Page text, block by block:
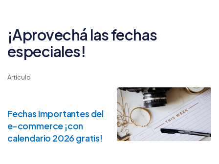
¡Aprovechá las fechas
especiales!
Artículo
Fechas importantes del
e-commerce ¡con
calendario 2026 gratis!